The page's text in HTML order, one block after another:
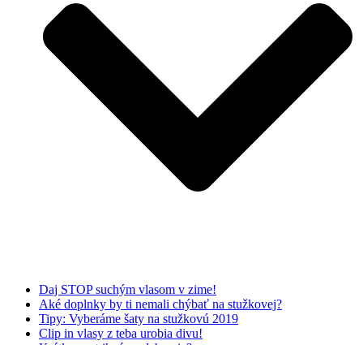
Daj STOP suchým vlasom v zime!
Aké doplnky by ti nemali chýbať na stužkovej?
Tipy: Vyberáme šaty na stužkovú 2019
Clip in vlasy z teba urobia divu!